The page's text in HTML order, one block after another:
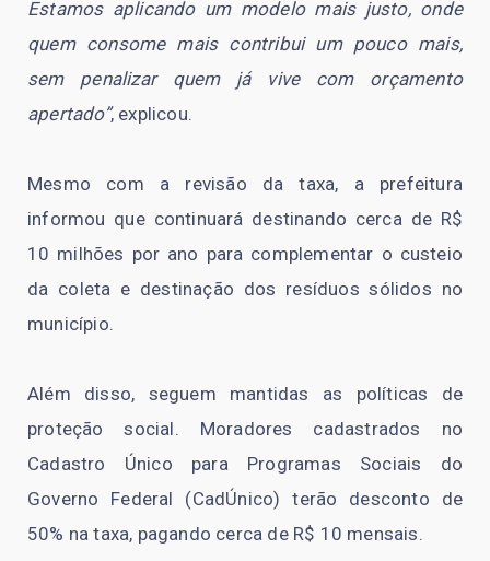
Estamos aplicando um modelo mais justo, onde
quem consome mais contribui um pouco mais,
sem penalizar quem já vive com orçamento
apertado”, explicou.
Mesmo com a revisão da taxa, a prefeitura
informou que continuará destinando cerca de R$
10 milhões por ano para complementar o custeio
da coleta e destinação dos resíduos sólidos no
município.
Além disso, seguem mantidas as políticas de
proteção social. Moradores cadastrados no
Cadastro Único para Programas Sociais do
Governo Federal (CadÚnico) terão desconto de
50% na taxa, pagando cerca de R$ 10 mensais.